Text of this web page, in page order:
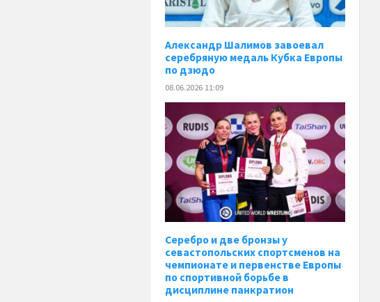
Александр Шалимов завоевал
серебряную медаль Кубка Европы
по дзюдо
08.06.2026 11:09
Серебро и две бронзы у
севастопольских спортсменов на
чемпионате и первенстве Европы
по спортивной борьбе в
дисциплине панкратион